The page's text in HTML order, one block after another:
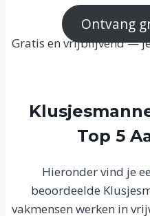
Ontvang
Gratis en vrijblijvend —
Top 5
Hieronder vind je
beoordeelde
vakmensen werken in